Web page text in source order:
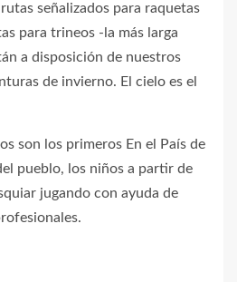
señalizados para raquetas
para trineos -la más larga
a disposición de nuestros
de invierno. El cielo es el
son los primeros En el País de
pueblo, los niños a partir de
jugando con ayuda de